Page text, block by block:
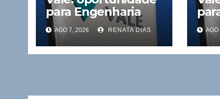
para Engenharia
CivilAGO 7, 2026 RENATA DIAS
Civil
AGO